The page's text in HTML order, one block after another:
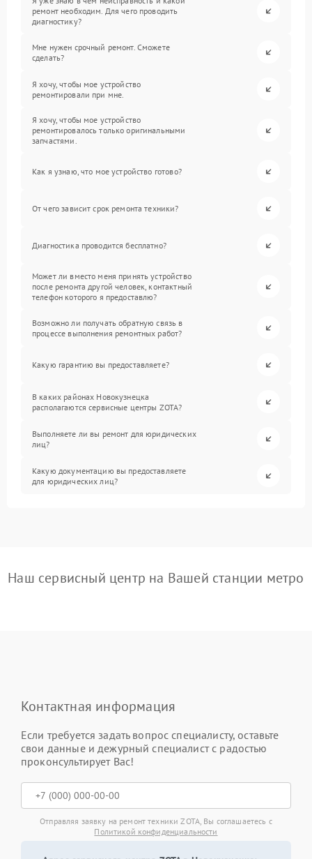
ремонт необходим. Для чего проводить
диагностику?
Мне нужен срочный ремонт. Сможете
сделать?
Я хочу, чтобы мое устройство
ремонтировали при мне.
Я хочу, чтобы мое устройство
ремонтировалось только оригинальными
запчастями.
Как я узнаю, что мое устройство готово?
От чего зависит срок ремонта техники?
Диагностика проводится бесплатно?
Может ли вместо меня принять устройство
после ремонта другой человек, контактный
телефон которого я предоставлю?
Возможно ли получать обратную связь в
процессе выполнения ремонтных работ?
Какую гарантию вы предоставляете?
В каких районах Новокузнецка
располагаются сервисные центры ZOTA?
Выполняете ли вы ремонт для юридических
лиц?
Какую документацию вы предоставляете
для юридических лиц?
Наш сервисный центр на Вашей станции метро
Контактная информация
Если требуется задать вопрос специалисту, оставьте
свои данные и дежурный специалист с радостью
проконсультирует Вас!
Отправляя заявку на ремонт техники ZOTA, Вы соглашаетесь с
Политикой конфиденциальности